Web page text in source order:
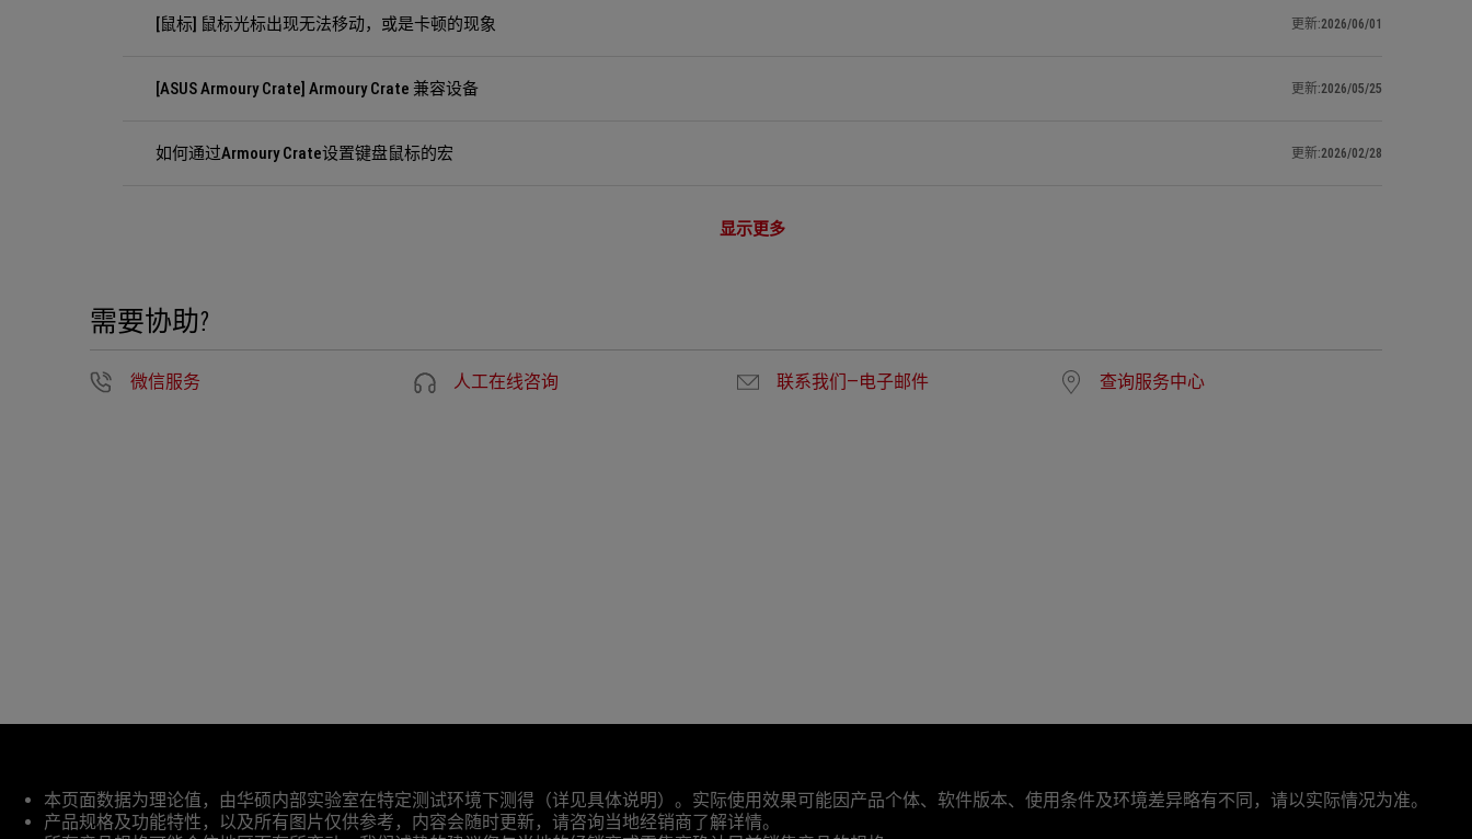
[鼠标] 鼠标光标出现无法移动，或是卡顿的现象 更新:2026/06/01
[ASUS Armoury Crate] Armoury Crate 兼容设备 更新:2026/05/25
如何通过Armoury Crate设置键盘鼠标的宏 更新:2026/02/28
显示更多
需要协助?
微信服务 人工在线咨询 联系我们—电子邮件 查询服务中心
免
责
本页面数据为理论值，由华硕内部实验室在特定测试环境下测得（详见具体说明）。实际使用效果可能因产品个体、软件版本、使用条件及环境差异略有不同，请以实际情况为准。
产品规格及功能特性，以及所有图片仅供参考，内容会随时更新，请咨询当地经销商了解详情。